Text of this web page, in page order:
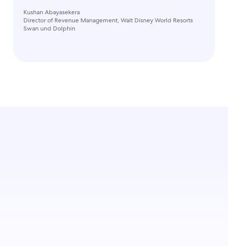
Kushan Abayasekera
Director of Revenue Management, Walt Disney World Resorts
Swan und Dolphin